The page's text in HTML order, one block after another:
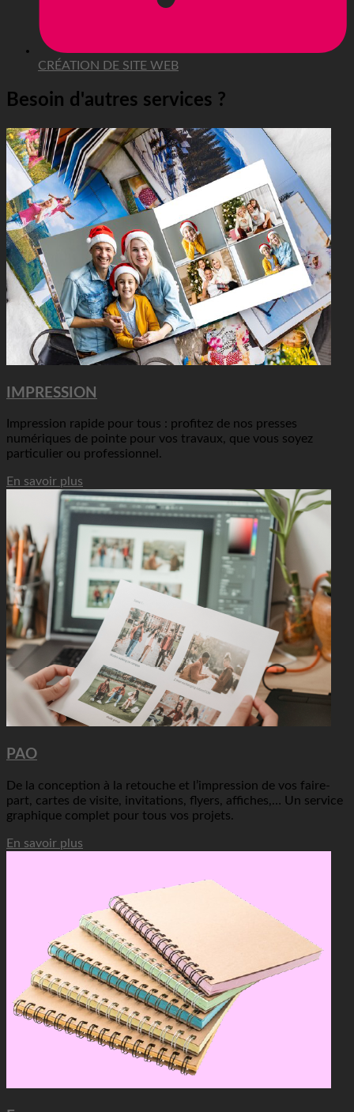
CRÉATION DE SITE WEB
Besoin d'autres services ?
IMPRESSION
Impression rapide pour tous : profitez de nos presses
numériques de pointe pour vos travaux, que vous soyez
particulier ou professionnel.
En savoir plus
PAO
De la conception à la retouche et l’impression de vos faire-
part, cartes de visite, invitations, flyers, affiches,… Un service
graphique complet pour tous vos projets.
En savoir plus